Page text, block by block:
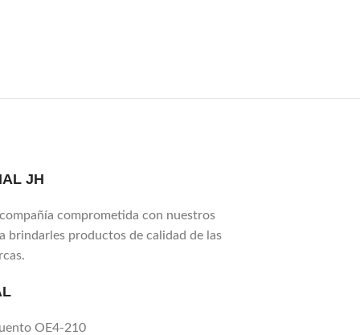
JH
comprometida con nuestros
brindarles productos de calidad de las
OE4-210